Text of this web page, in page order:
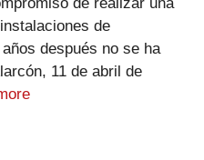
de
después no se ha
11 de abril de